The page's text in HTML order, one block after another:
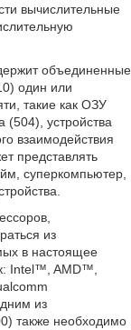
вычислительные
объединенные
один или
такие как ОЗУ
устройства
взаимодействия
представлять
суперкомпьютер,
из
в настоящее
Intel™, AMD™,
из
также необходимо